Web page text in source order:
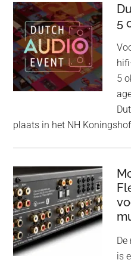
kondigt
Beo
Grace
aan:
high-
end
earbuds
titanium
Adaptive
noise
5
5
plaats in het NH
De
is